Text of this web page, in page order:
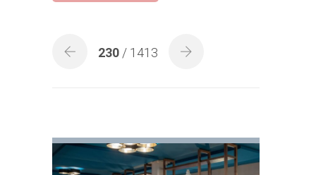
230 / 1413